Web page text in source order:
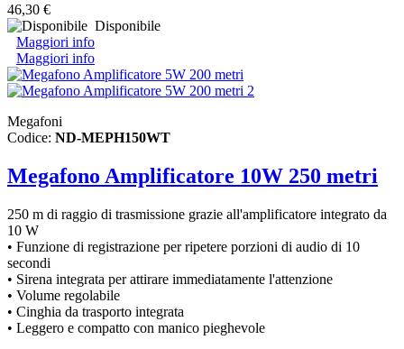
46,30 €
Disponibile
Maggiori info
Maggiori info
Megafoni
Codice: ND-MEPH150WT
Megafono Amplificatore 10W 250 metri
250 m di raggio di trasmissione grazie all'amplificatore integrato da
10 W
• Funzione di registrazione per ripetere porzioni di audio di 10
secondi
• Sirena integrata per attirare immediatamente l'attenzione
• Volume regolabile
• Cinghia da trasporto integrata
• Leggero e compatto con manico pieghevole